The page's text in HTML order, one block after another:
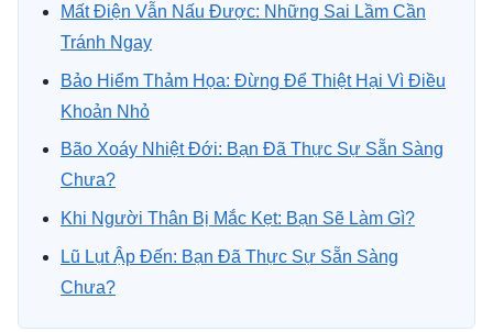
Mất Điện Vẫn Nấu Được: Những Sai Lầm Cần
Tránh Ngay
Bảo Hiểm Thảm Họa: Đừng Để Thiệt Hại Vì Điều
Khoản Nhỏ
Bão Xoáy Nhiệt Đới: Bạn Đã Thực Sự Sẵn Sàng
Chưa?
Khi Người Thân Bị Mắc Kẹt: Bạn Sẽ Làm Gì?
Lũ Lụt Ập Đến: Bạn Đã Thực Sự Sẵn Sàng
Chưa?